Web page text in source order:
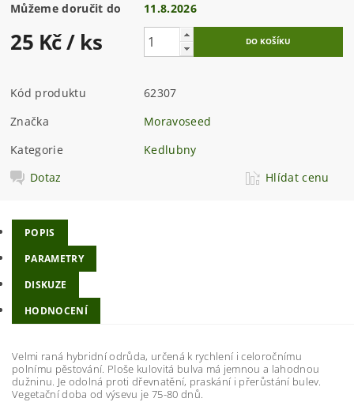
Můžeme doručit do 11.8.2026
25 Kč/ ks
Kód produktu
62307
Značka
Moravoseed
Kategorie
Kedlubny
Dotaz
Hlídat cenu
POPIS
PARAMETRY
DISKUZE
HODNOCENÍ
Velmi raná hybridní odrůda, určená k rychlení i celoročnímu
polnímu pěstování. Ploše kulovitá bulva má jemnou a lahodnou
dužninu. Je odolná proti dřevnatění, praskání i přerůstání bulev.
Vegetační doba od výsevu je 75-80 dnů.